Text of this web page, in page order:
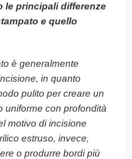
le principali differenze
e quello
è generalmente
in quanto
pulito per creare un
uniforme con profondità
motivo di incisione
estruso, invece,
o produrre bordi più